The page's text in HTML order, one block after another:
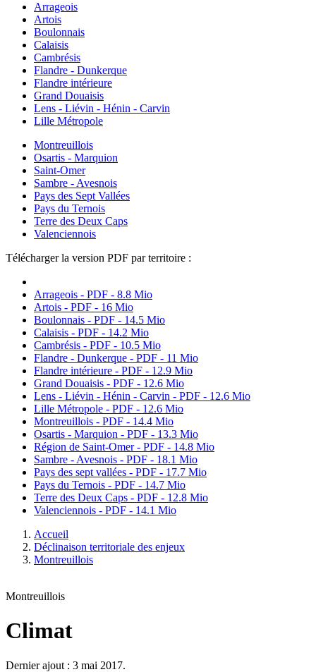
Arrageois
Artois
Boulonnais
Calaisis
Cambrésis
Flandre - Dunkerque
Flandre intérieure
Grand Douaisis
Lens - Liévin - Hénin - Carvin
Lille Métropole
Montreuillois
Osartis - Marquion
Saint-Omer
Sambre - Avesnois
Pays des Sept Vallées
Pays du Ternois
Terre des Deux Caps
Valenciennois
Télécharger la version PDF par territoire :
Arrageois - PDF - 8.8 Mio
Artois - PDF - 16 Mio
Boulonnais - PDF - 14.5 Mio
Calaisis - PDF - 14.2 Mio
Cambrésis - PDF - 10.5 Mio
Flandre - Dunkerque - PDF - 11 Mio
Flandre intérieure - PDF - 12.9 Mio
Grand Douaisis - PDF - 12.6 Mio
Lens - Liévin - Hénin - Carvin - PDF - 12.6 Mio
Lille Métropole - PDF - 12.6 Mio
Montreuillois - PDF - 14.4 Mio
Osartis - Marquion - PDF - 13.3 Mio
Région de Saint-Omer - PDF - 14.8 Mio
Sambre - Avesnois - PDF - 18.1 Mio
Pays des sept vallées - PDF - 17.7 Mio
Pays du Ternois - PDF - 14.7 Mio
Terre des Deux Caps - PDF - 12.8 Mio
Valenciennois - PDF - 14.1 Mio
Accueil
Déclinaison territoriale des enjeux
Montreuillois
Montreuillois
Climat
Dernier ajout : 3 mai 2017.